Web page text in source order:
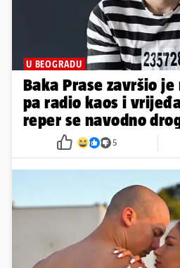
U BEOGRADU
Baka Prase završio
pa radio kaos i
reper se navodno
5